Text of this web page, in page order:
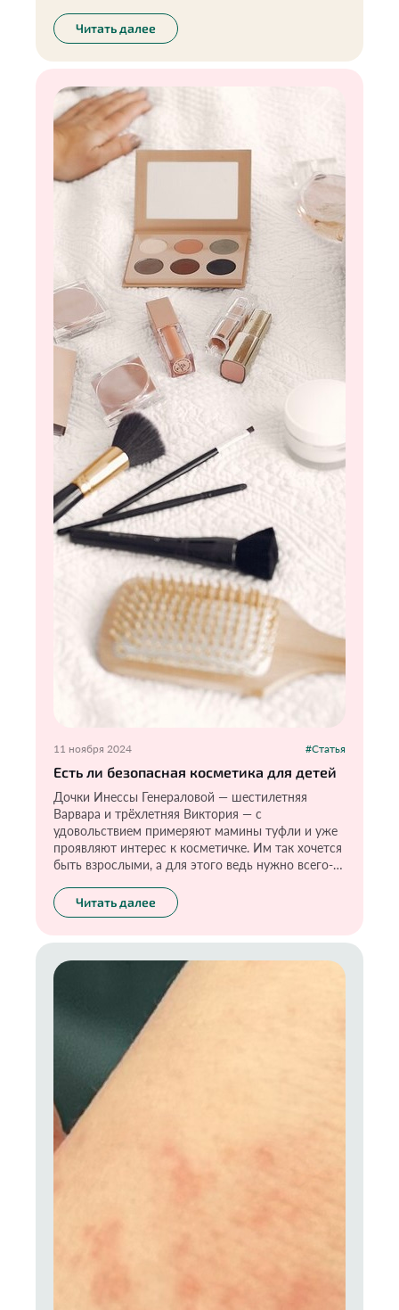
Читать далее
11 ноября 2024 #Статья
Есть ли безопасная косметика для детей
Дочки Инессы Генераловой — шестилетняя
Варвара и трёхлетняя Виктория — с
удовольствием примеряют мамины туфли и уже
проявляют интерес к косметичке. Им так хочется
быть взрослыми, а для этого ведь нужно всего-
не запрещаю девочкам пользоваться косметикой,
потому что в нашем доме она вся безопасная. Я
Сохраняйте эту статью-памятку!»
Читать далее